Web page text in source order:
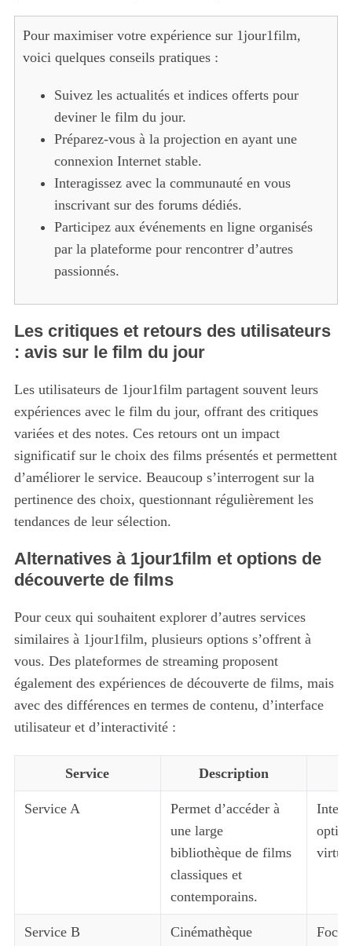
Pour maximiser votre expérience sur 1jour1film,
voici quelques conseils pratiques :
Suivez les actualités et indices offerts pour
deviner le film du jour.
Préparez-vous à la projection en ayant une
connexion Internet stable.
Interagissez avec la communauté en vous
inscrivant sur des forums dédiés.
Participez aux événements en ligne organisés
par la plateforme pour rencontrer d’autres
passionnés.
Les critiques et retours des utilisateurs
: avis sur le film du jour
Les utilisateurs de 1jour1film partagent souvent leurs
expériences avec le film du jour, offrant des critiques
variées et des notes. Ces retours ont un impact
significatif sur le choix des films présentés et permettent
d’améliorer le service. Beaucoup s’interrogent sur la
pertinence des choix, questionnant régulièrement les
tendances de leur sélection.
Alternatives à 1jour1film et options de
découverte de films
Pour ceux qui souhaitent explorer d’autres services
similaires à 1jour1film, plusieurs options s’offrent à
vous. Des plateformes de streaming proposent
également des expériences de découverte de films, mais
avec des différences en termes de contenu, d’interface
utilisateur et d’interactivité :
Service Description
Service A
Permet d’accéder à
une large
bibliothèque de films
classiques et
contemporains.
Service B Cinémathèque